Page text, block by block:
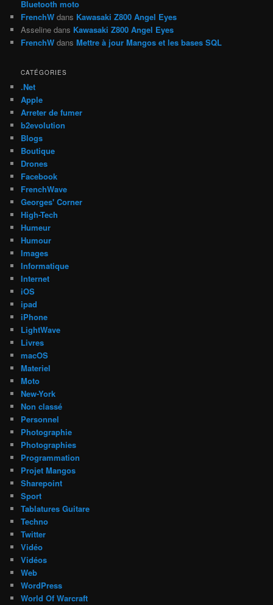
Bluetooth moto
FrenchW dans Kawasaki Z800 Angel Eyes
Asseline dans Kawasaki Z800 Angel Eyes
FrenchW dansMettre à jour Mangos et les bases SQL
CATÉGORIES
.Net
Apple
Arreter de fumer
b2evolution
Blogs
Boutique
Drones
Facebook
FrenchWave
Georges' Corner
High-Tech
Humeur
Humour
Images
Informatique
Internet
iOS
ipad
iPhone
LightWave
Livres
macOS
Materiel
Moto
New-York
Non classé
Personnel
Photographie
Photographies
Programmation
Projet Mangos
Sharepoint
Sport
Tablatures Guitare
Techno
Twitter
Vidéo
Vidéos
Web
WordPress
World Of Warcraft